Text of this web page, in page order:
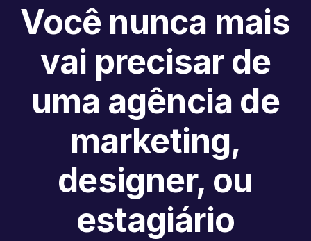
Você nunca mais
vai precisar de
uma agência de
marketing,
designer, ou
estagiário